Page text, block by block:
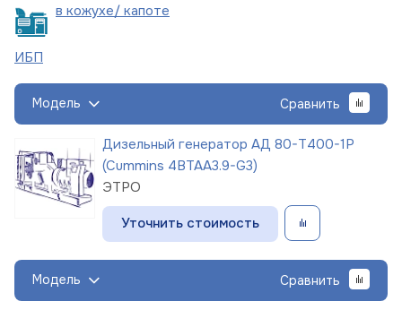
в кожухе/ капоте
ИБП
Модель Сравнить
Дизельный генератор АД 80-Т400-1Р
(Cummins 4BTAA3.9-G3)
ЭТРО
Уточнить стоимость
Модель Сравнить